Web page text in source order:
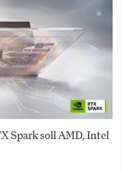
Spark soll AMD, Intel